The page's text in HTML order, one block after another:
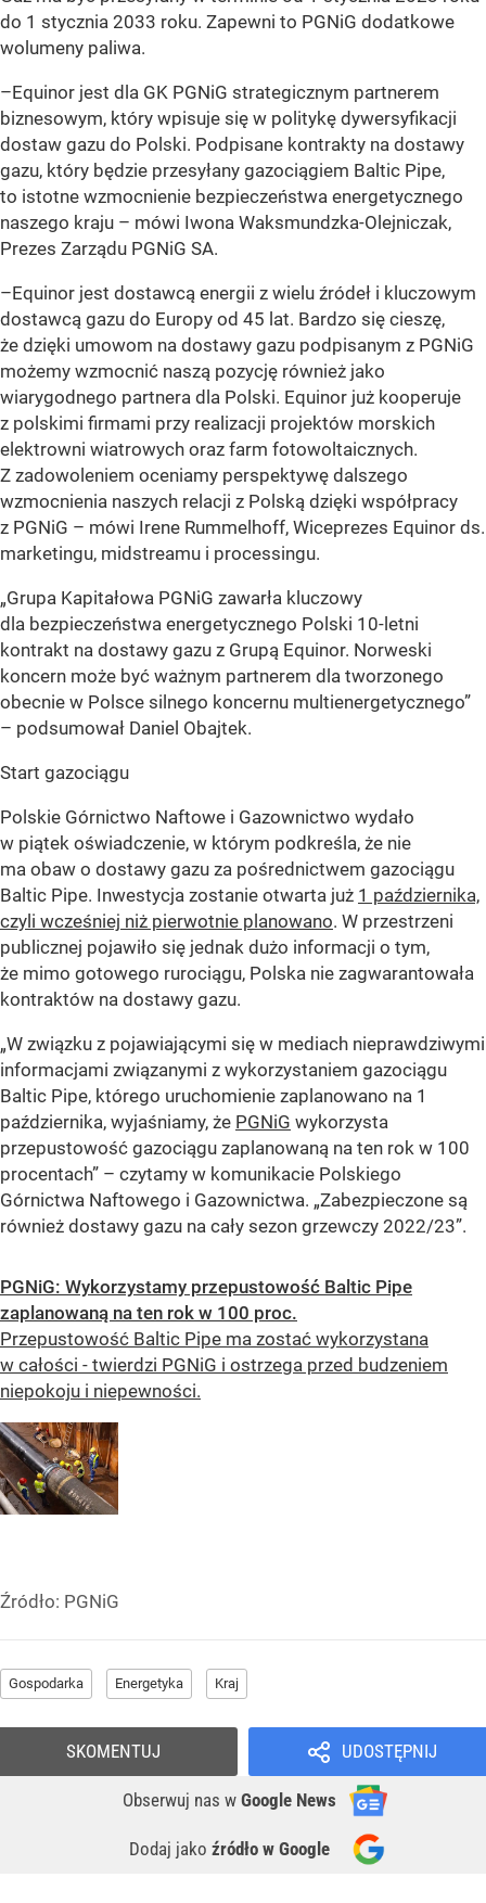
do 1 stycznia 2033 roku. Zapewni to PGNiG dodatkowe
wolumeny paliwa.
–Equinor jest dla GK PGNiG strategicznym partnerem
biznesowym, który wpisuje się w politykę dywersyfikacji
dostaw gazu do Polski. Podpisane kontrakty na dostawy
gazu, który będzie przesyłany gazociągiem Baltic Pipe,
to istotne wzmocnienie bezpieczeństwa energetycznego
naszego kraju – mówi Iwona Waksmundzka-Olejniczak,
Prezes Zarządu PGNiG SA.
–Equinor jest dostawcą energii z wielu źródeł i kluczowym
dostawcą gazu do Europy od 45 lat. Bardzo się cieszę,
że dzięki umowom na dostawy gazu podpisanym z PGNiG
możemy wzmocnić naszą pozycję również jako
wiarygodnego partnera dla Polski. Equinor już kooperuje
z polskimi firmami przy realizacji projektów morskich
elektrowni wiatrowych oraz farm fotowoltaicznych.
Z zadowoleniem oceniamy perspektywę dalszego
wzmocnienia naszych relacji z Polską dzięki współpracy
z PGNiG – mówi Irene Rummelhoff, Wiceprezes Equinor ds.
marketingu, midstreamu i processingu.
„Grupa Kapitałowa PGNiG zawarła kluczowy
dla bezpieczeństwa energetycznego Polski 10-letni
kontrakt na dostawy gazu z Grupą Equinor. Norweski
koncern może być ważnym partnerem dla tworzonego
obecnie w Polsce silnego koncernu multienergetycznego”
– podsumował Daniel Obajtek.
Start gazociągu
Polskie Górnictwo Naftowe i Gazownictwo wydało
w piątek oświadczenie, w którym podkreśla, że nie
ma obaw o dostawy gazu za pośrednictwem gazociągu
Baltic Pipe. Inwestycja zostanie otwarta już 1 października,
czyli wcześniej niż pierwotnie planowano. W przestrzeni
publicznej pojawiło się jednak dużo informacji o tym,
że mimo gotowego rurociągu, Polska nie zagwarantowała
kontraktów na dostawy gazu.
„W związku z pojawiającymi się w mediach nieprawdziwymi
informacjami związanymi z wykorzystaniem gazociągu
Baltic Pipe, którego uruchomienie zaplanowano na 1
października, wyjaśniamy, że PGNiG wykorzysta
przepustowość gazociągu zaplanowaną na ten rok w 100
procentach” – czytamy w komunikacie Polskiego
Górnictwa Naftowego i Gazownictwa. „Zabezpieczone są
również dostawy gazu na cały sezon grzewczy 2022/23”.
PGNiG: Wykorzystamy przepustowość Baltic Pipe
zaplanowaną na ten rok w 100 proc.
Przepustowość Baltic Pipe ma zostać wykorzystana
w całości - twierdzi PGNiG i ostrzega przed budzeniem
niepokoju i niepewności.
Źródło: PGNiG
Gospodarka Energetyka Kraj
UDOSTĘPNIJ
Obserwuj nas w Google News
Dodaj jako źródło w Google
SKOMENTUJ